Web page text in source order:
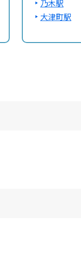
乃木駅
大津町駅